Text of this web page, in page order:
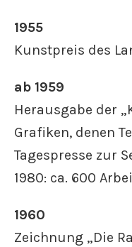
1955
Kunstpreis des
ab 1959
Herausgabe der
Grafiken, denen
Tagespresse zur
1980: ca. 600
1960
Zeichnung „Die